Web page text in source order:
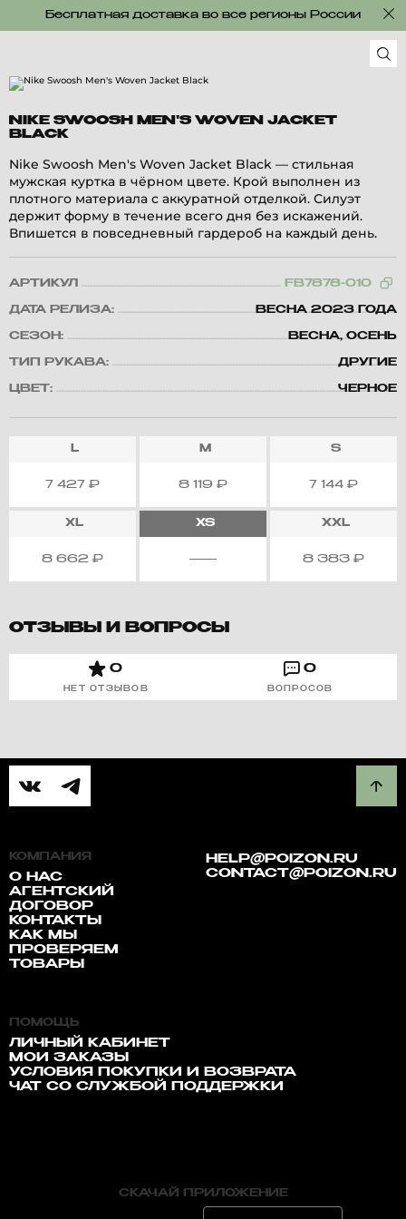
Бесплатная доставка во все регионы России
NIKE SWOOSH MEN'S WOVEN JACKET
BLACK
Nike Swoosh Men's Woven Jacket Black — стильная
мужская куртка в чёрном цвете. Крой выполнен из
плотного материала с аккуратной отделкой. Силуэт
держит форму в течение всего дня без искажений.
Впишется в повседневный гардероб на каждый день.
АРТИКУЛ FB7878-010
ДАТА РЕЛИЗА: ВЕСНА 2023 ГОДА
СЕЗОН: ВЕСНА, ОСЕНЬ
ТИП РУКАВА: ДРУГИЕ
ЦВЕТ: ЧЕРНОЕ
L
7 427 ₽
M
8 119 ₽
S
7 144 ₽
XL
8 662 ₽
XS XXL
8 383 ₽
ОТЗЫВЫ И ВОПРОСЫ
0
НЕТ ОТЗЫВОВ
0
ВОПРОСОВ
КОМПАНИЯ
О НАС
АГЕНТСКИЙ
ДОГОВОР
КОНТАКТЫ
КАК МЫ
ПРОВЕРЯЕМ
ТОВАРЫ
HELP@POIZON.RU
CONTACT@POIZON.RU
ПОМОЩЬ
ЛИЧНЫЙ КАБИНЕТ
МОИ ЗАКАЗЫ
УСЛОВИЯ ПОКУПКИ И ВОЗВРАТА
ЧАТ СО СЛУЖБОЙ ПОДДЕРЖКИ
СКАЧАЙ ПРИЛОЖЕНИЕ